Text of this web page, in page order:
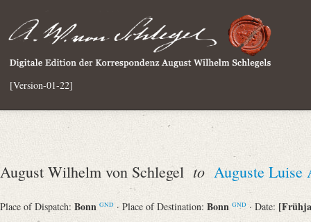
[Version-01-22]
August Wilhelm von Schlegel to Auguste Luise
Place of Dispatch: Bonn GND · Place of Destination: Bonn GND · Date: